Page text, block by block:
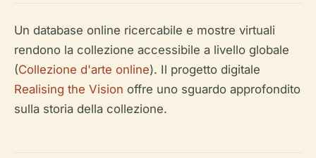
Un database online ricercabile e mostre virtuali
rendono la collezione accessibile a livello globale
(Collezione d'arte online). Il progetto digitale
Realising the Vision offre uno sguardo approfondito
sulla storia della collezione.